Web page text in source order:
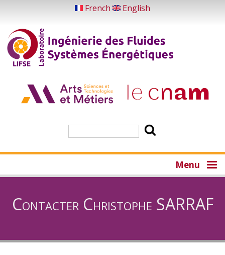
contenu
principal
French English
Menu
Contacter Christophe SARRAF